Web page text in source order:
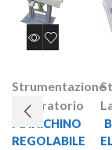
Strumentazione
Laboratorio
MANICHINO
REGOLABILE